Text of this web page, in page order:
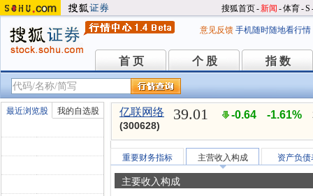
搜狐首页-新闻 -体育-S
意见反馈 手机随时随地看行情
首 页
首 页 个 股
个 股 指 数
指 数
最近浏览股 我的自选股 亿联网络
(300628)
39.01 -0.64 -1.61%
重要财务指标 主营收入构成 资产负债
主要收入构成